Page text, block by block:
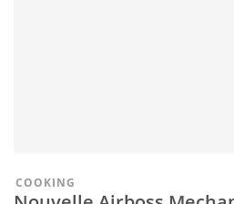
COOKING